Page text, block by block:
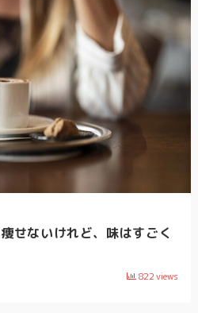
せないけれど、味はすごく
822views